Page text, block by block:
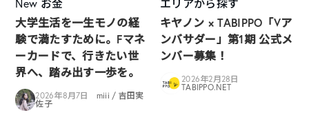
大学生活を一生モノの経
験で満たすために。Fマネ
ーカードで、行きたい世
界へ、踏み出す一歩を。
2026年8月7日
miii / 吉田実
佐子
キヤノン × TABIPPO「Vア
ンバサダー」第1期 公式メ
ンバー募集！
2026年2月28日
TABIPPO.NET